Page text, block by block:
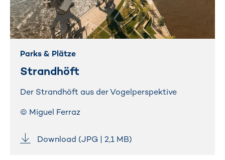
Parks & Plätze
Strandhöft
Der Strandhöft aus der Vogelperspektive
© Miguel Ferraz
Download (JPG | 2,1 MB)